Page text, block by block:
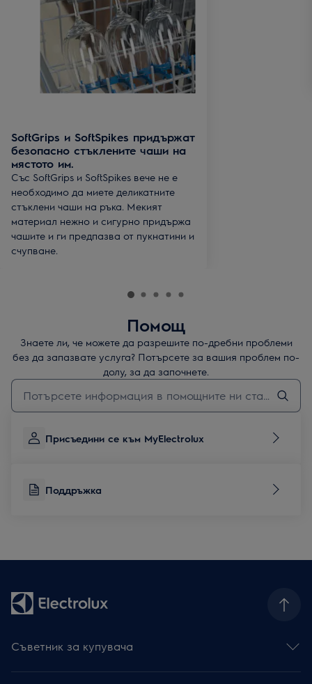
SoftGrips и SoftSpikes придържат
безопасно стъклените чаши на
мястото им.
Със SoftGrips и SoftSpikes вече не е
необходимо да миете деликатните
стъклени чаши на ръка. Мекият
материал нежно и сигурно придържа
чашите и ги предпазва от пукнатини и
счупване.
Помощ
Знаете ли, че можете да разрешите по-дребни проблеми
без да запазвате услуга? Потърсете за вашия проблем по-
долу, за да започнете.
Въведете текст за да потърсите статии за поддръжка
Присъедини се към MyElectrolux
Поддръжка
Съветник за купувача